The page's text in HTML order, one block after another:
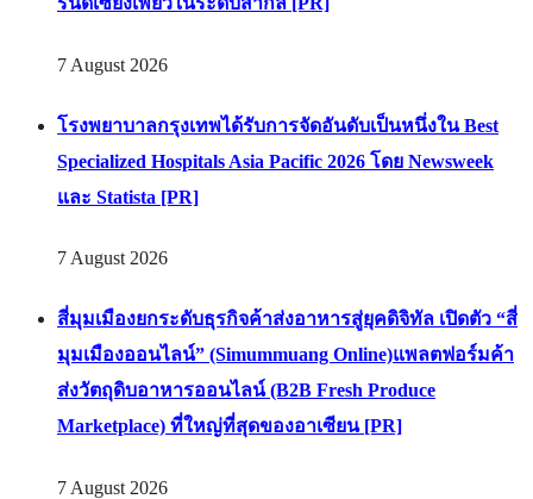
7 August 2026
โรงพยาบาลกรุงเทพได้รับการจัดอันดับเป็นหนึ่งใน Best
Specialized Hospitals Asia Pacific 2026 โดย Newsweek
และ Statista [PR]
7 August 2026
สี่มุมเมืองยกระดับธุรกิจค้าส่งอาหารสู่ยุคดิจิทัล เปิดตัว “สี่
มุมเมืองออนไลน์” (Simummuang Online)แพลตฟอร์มค้า
ส่งวัตถุดิบอาหารออนไลน์ (B2B Fresh Produce
Marketplace) ที่ใหญ่ที่สุดของอาเซียน [PR]
7 August 2026